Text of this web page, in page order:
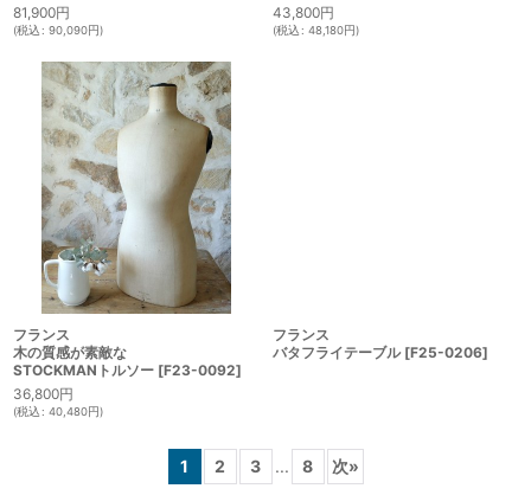
81,900円
(税込: 90,090円)
43,800円
(税込: 48,180円)
フランス
木の質感が素敵な
STOCKMANトルソー [F23-0092]
36,800円
(税込: 40,480円)
フランス
バタフライテーブル [F25-0206]
1 2 3 ... 8 次»